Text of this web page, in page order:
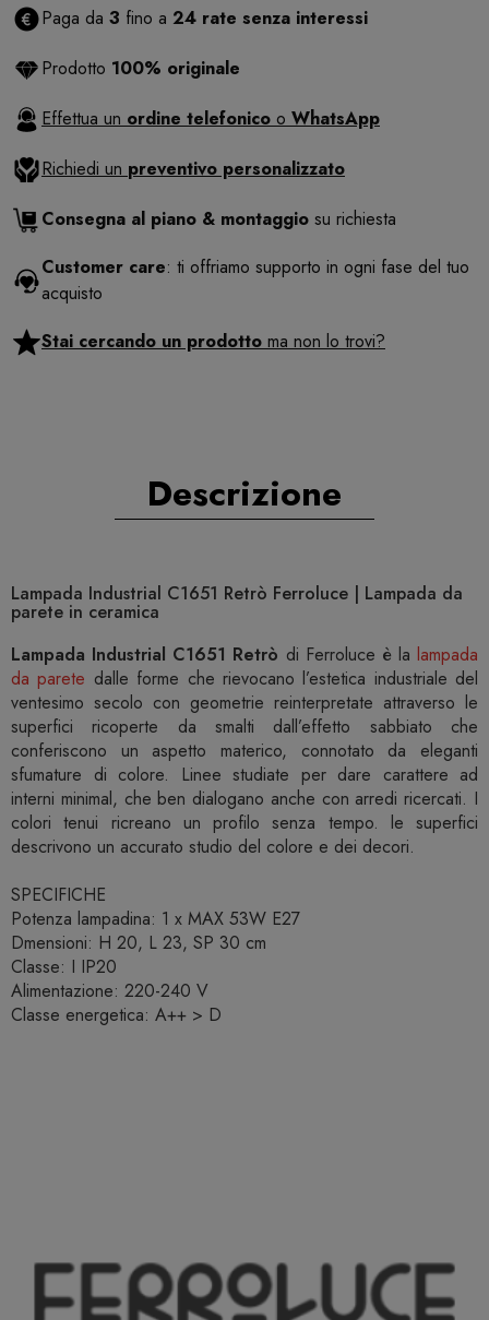
Paga da 3 fino a 24 rate senza interessi
Prodotto 100% originale
Effettua un ordine telefonico o WhatsApp
Richiedi un preventivo personalizzato
Consegna al piano & montaggio su richiesta
Customer care: ti offriamo supporto in ogni fase del tuo
acquisto
Stai cercando un prodotto ma non lo trovi?
Descrizione
Lampada Industrial C1651 Retrò Ferroluce | Lampada da
parete in ceramica
Lampada Industrial C1651 Retrò di Ferroluce è la lampada
da parete dalle forme che rievocano l’estetica industriale del
ventesimo secolo con geometrie reinterpretate attraverso le
superfici ricoperte da smalti dall’effetto sabbiato che
conferiscono un aspetto materico, connotato da eleganti
sfumature di colore. Linee studiate per dare carattere ad
interni minimal, che ben dialogano anche con arredi ricercati. I
colori tenui ricreano un profilo senza tempo. le superfici
descrivono un accurato studio del colore e dei decori.
SPECIFICHE
Potenza lampadina: 1 x MAX 53W E27
Dmensioni: H 20, L 23, SP 30 cm
Classe: I IP20
Alimentazione: 220-240 V
Classe energetica: A++ > D